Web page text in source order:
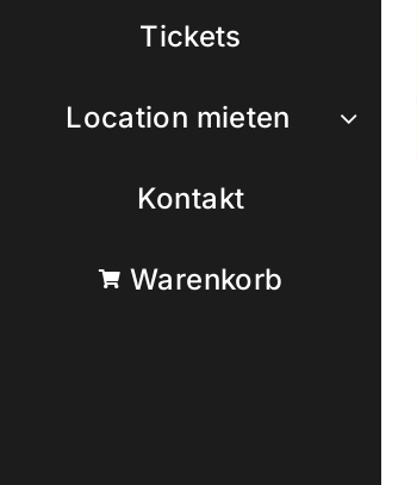
Tickets
Location mieten
Kontakt
Warenkorb